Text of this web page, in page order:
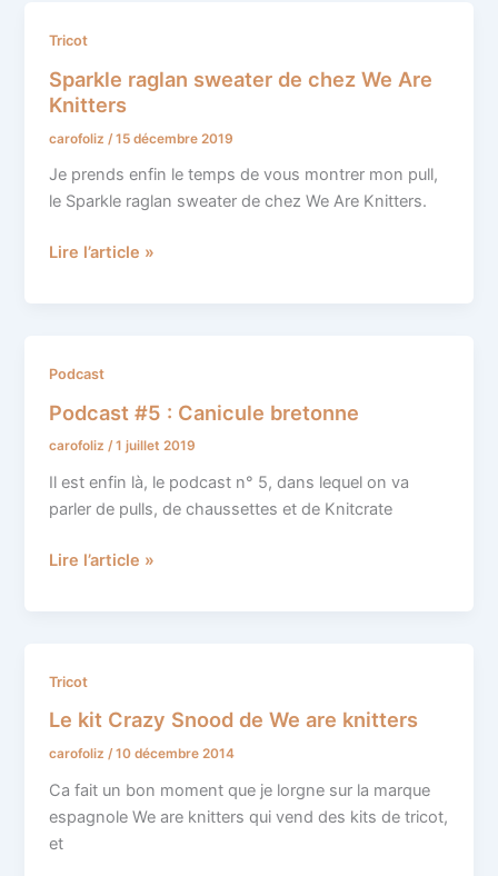
Tricot
Sparkle raglan sweater de chez We Are
Knitters
carofoliz /15 décembre 2019
Je prends enfin le temps de vous montrer mon pull,
le Sparkle raglan sweater de chez We Are Knitters.
Sparkle
sweater
de
chez
We
Are
Lire l’article »
Podcast
Podcast #5 : Canicule bretonne
carofoliz/1 juillet 2019
Il est enfin là, le podcast n° 5, dans lequel on va
parler de pulls, de chaussettes et de Knitcrate
Podcast
:
Canicule
bretonne
Lire l’article »
Tricot
Le kit Crazy Snood de We are knitters
carofoliz/10 décembre 2014
Ca fait un bon moment que je lorgne sur la marque
espagnole We are knitters qui vend des kits de tricot,
et
Le
kit
Crazy
Snood
de
We
are